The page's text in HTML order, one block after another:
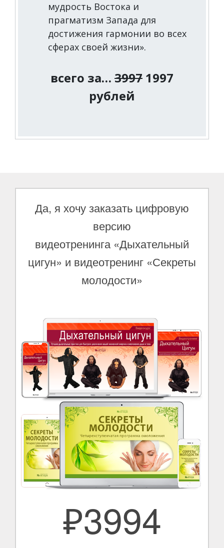
мудрость Востока и
прагматизм Запада для
достижения гармонии во всех
сферах своей жизни».
всего за… 3997 1997
рублей
Да, я хочу заказать цифровую
версию
видеотренинга «Дыхательный
цигун» и видеотренинг «Секреты
молодости»
₽3994